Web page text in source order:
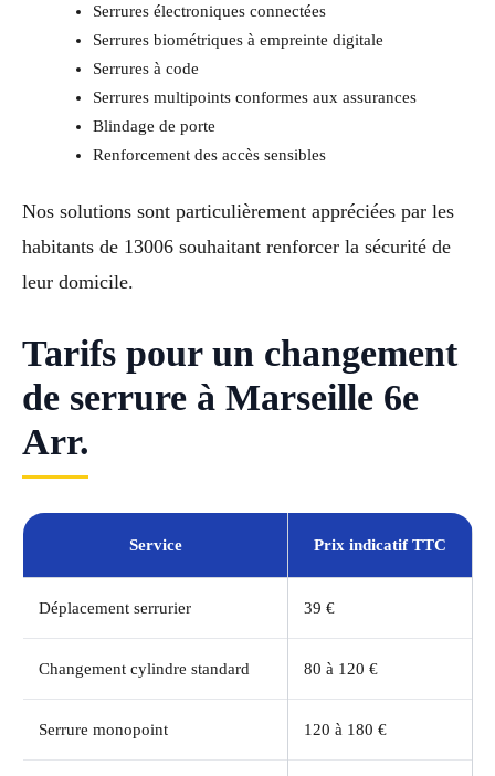
Serrures électroniques connectées
Serrures biométriques à empreinte digitale
Serrures à code
Serrures multipoints conformes aux assurances
Blindage de porte
Renforcement des accès sensibles
Nos solutions sont particulièrement appréciées par les
habitants de 13006 souhaitant renforcer la sécurité de
leur domicile.
Tarifs pour un changement
de serrure à Marseille 6e
Arr.
Service Prix indicatif TTC
Déplacement serrurier 39 €
Changement cylindre standard 80 à 120 €
Serrure monopoint 120 à 180 €